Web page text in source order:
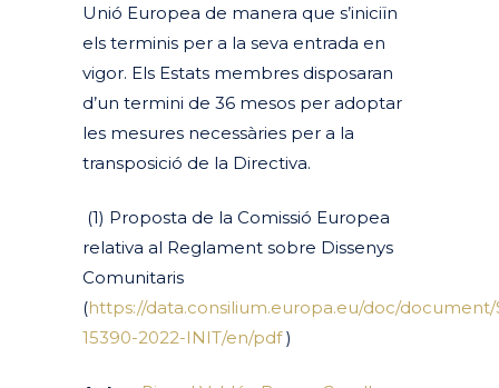
Unió Europea de manera que s’iniciïn
els terminis per a la seva entrada en
vigor. Els Estats membres disposaran
d’un termini de 36 mesos per adoptar
les mesures necessàries per a la
transposició de la Directiva.
(1) Proposta de la Comissió Europea
relativa al Reglament sobre Dissenys
Comunitaris
(https://data.consilium.europa.eu/doc/document/
15390-2022-INIT/en/pdf)